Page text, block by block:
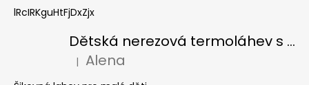
lRcIRKguHtFjDxZjx
Dětská nerezová termoláhev s brčkem Cheeki 400 ml - žralok
Hodnocení produktu je 5 z 5 hvězdiček.
| Alena